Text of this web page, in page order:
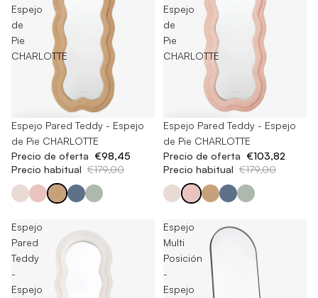
Espejo
de
Pie
CHARLOTTE
-45%
Espejo Pared Teddy - Espejo
de Pie CHARLOTTE
Precio de oferta €98,45
Precio habitual €179,00
Espejo
de
Pie
CHARLOTTE
-42%
Espejo Pared Teddy - Espejo
de Pie CHARLOTTE
Precio de oferta €103,82
Precio habitual €179,00
Espejo
Pared
Teddy
-
Espejo
Espejo
Multi
Posición
-
Espejo